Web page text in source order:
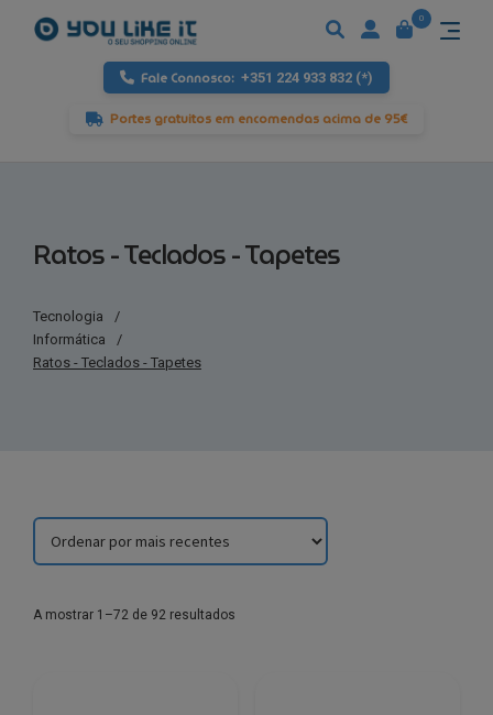
Fale Connosco: +351 224 933 832 (*)
Portes gratuitos em encomendas acima de 95€
0
Ratos - Teclados - Tapetes
Tecnologia
/
Informática
/
Ratos - Teclados - Tapetes
A mostrar 1–72 de 92 resultados